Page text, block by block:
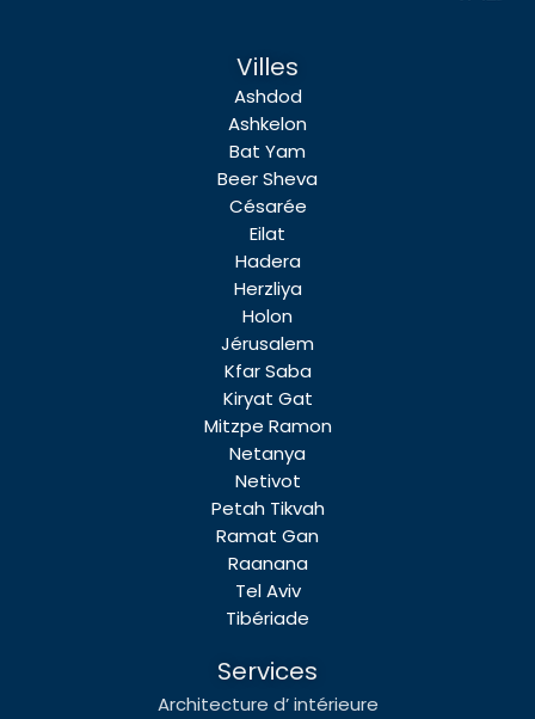
Villes
Ashdod
Ashkelon
Bat Yam
Beer Sheva
Césarée
Eilat
Hadera
Herzliya
Holon
Jérusalem
Kfar Saba
Kiryat Gat
Mitzpe Ramon
Netanya
Netivot
Petah Tikvah
Ramat Gan
Raanana
Tel Aviv
Tibériade
Services
Architecture d’ intérieure